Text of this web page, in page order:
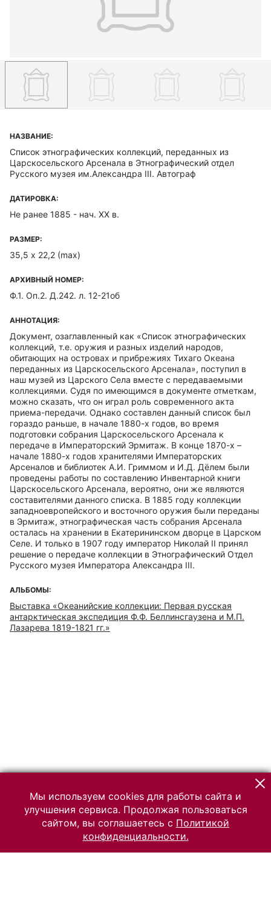
НАЗВАНИЕ:
Список этнографических коллекций, переданных из
Царскосельского Арсенала в Этнографический отдел
Русского музея им.Александра III. Автограф
ДАТИРОВКА:
Не ранее 1885 - нач. XX в.
РАЗМЕР:
35,5 х 22,2 (max)
АРХИВНЫЙ НОМЕР:
Ф.1. Оп.2. Д.242. л. 12-21об
АННОТАЦИЯ:
Документ, озаглавленный как «Список этнографических
коллекций, т.е. оружия и разных изделий народов,
обитающих на островах и прибрежиях Тихаго Океана
переданных из Царскосельского Арсенала», поступил в
наш музей из Царского Села вместе с передаваемыми
коллекциями. Судя по имеющимся в документе отметкам,
можно сказать, что он играл роль современного акта
приема-передачи. Однако составлен данный список был
гораздо раньше, в начале 1880-х годов, во время
подготовки собрания Царскосельского Арсенала к
передаче в Императорский Эрмитаж. В конце 1870-х –
начале 1880-х годов хранителями Императорских
Арсеналов и библиотек А.И. Гриммом и И.Д. Дёлем были
проведены работы по составлению Инвентарной книги
Царскосельского Арсенала, вероятно, они же являются
составителями данного списка. В 1885 году коллекции
западноевропейского и восточного оружия были переданы
в Эрмитаж, этнографическая часть собрания Арсенала
осталась на хранении в Екатерининском дворце в Царском
Селе. И только в 1907 году император Николай II принял
решение о передаче коллекции в Этнографический Отдел
Русского музея Императора Александра III.
АЛЬБОМЫ:
Выставка «Океанийские коллекции: Первая русская
антарктическая экспедиция Ф.Ф. Беллинсгаузена и М.П.
Лазарева 1819-1821 гг.»
Мы используем cookies для работы сайта и
улучшения сервиса. Продолжая пользоваться
сайтом, вы соглашаетесь с Политикой
конфиденциальности.